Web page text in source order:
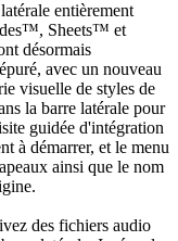
entièrement
Sheets™ et
désormais
avec un nouveau
visuelle de styles de
la barre latérale pour
guidée d'intégration
à démarrer, et le menu
ainsi que le nom
des fichiers audio